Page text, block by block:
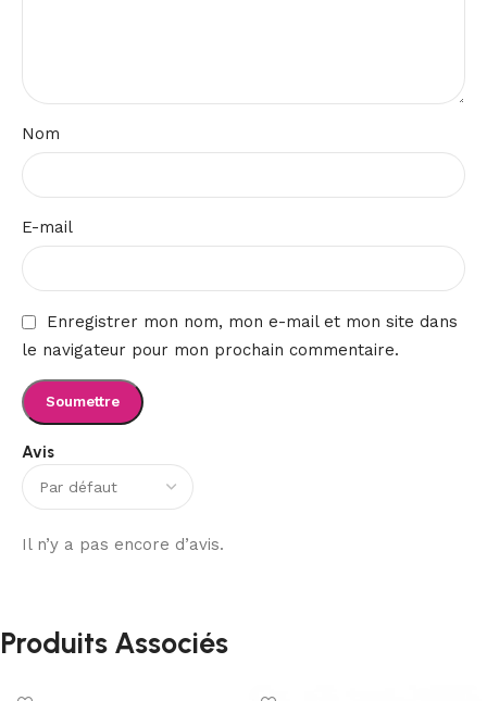
Avis
Il n’y a pas encore d’avis.
Nom
E-mail
Enregistrer mon nom, mon e-mail et mon site dans
le navigateur pour mon prochain commentaire.
Produits Associés